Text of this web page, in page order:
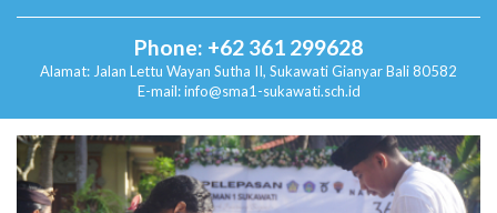
Phone: +62 361 299628
Alamat: Jalan Lettu Wayan Sutha II, SukawatiGianyar Bali 80582
E-mail: info@sma1-sukawati.sch.id